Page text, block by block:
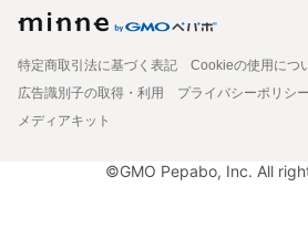
特定商取引法に基づく表記
Cookieの使用につ
広告識別子の取得・利用
プライバシーポリシー
メディアキット
©GMO Pepabo, Inc. All